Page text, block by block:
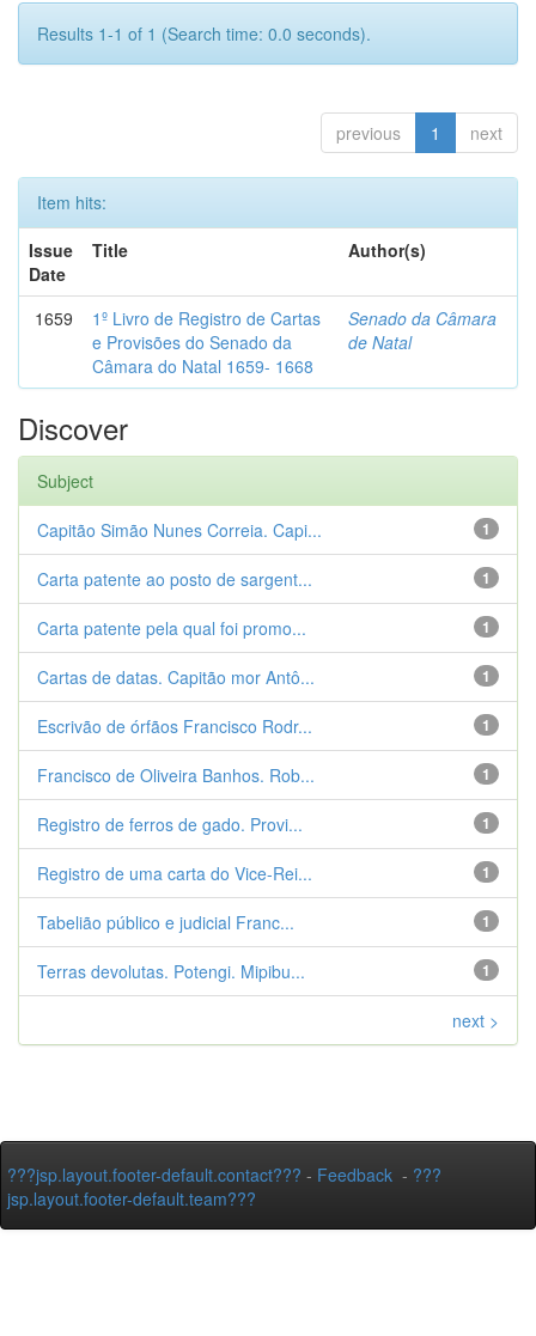
Results 1-1 of 1 (Search time: 0.0 seconds).
previous 1 next
Item hits:
Issue
Date
Title Author(s)
1659
1º Livro de Registro de Cartas
e Provisões do Senado da
Câmara do Natal 1659- 1668
Senado da Câmara
de Natal
Discover
Subject
1
Capitão Simão Nunes Correia. Capi...
1
Carta patente ao posto de sargent...
1
Carta patente pela qual foi promo...
1
Cartas de datas. Capitão mor Antô...
1
Escrivão de órfãos Francisco Rodr...
1
Francisco de Oliveira Banhos. Rob...
1
Registro de ferros de gado. Provi...
1
Registro de uma carta do Vice-Rei...
1
Tabelião público e judicial Franc...
1
Terras devolutas. Potengi. Mipibu...
next >
???jsp.layout.footer-default.contact??? - Feedback - ???
jsp.layout.footer-default.team???